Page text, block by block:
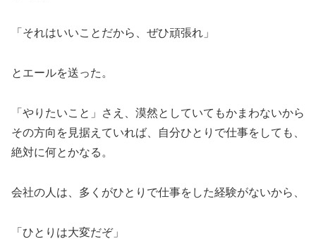
「それはいいことだから、ぜひ頑張れ」
とエールを送った。
「やりたいこと」さえ、漠然としていてもかまわないから
その方向を見据えていれば、自分ひとりで仕事をしても、
絶対に何とかなる。
会社の人は、多くがひとりで仕事をした経験がないから、
「ひとりは大変だぞ」